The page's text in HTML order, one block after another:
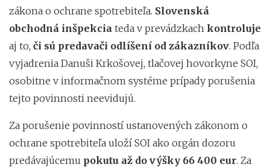
zákona o ochrane spotrebiteľa. Slovenská
obchodná inšpekcia teda v prevádzkach kontroluje
aj to, či sú predavači odlíšení od zákazníkov. Podľa
vyjadrenia Danuši Krkošovej, tlačovej hovorkyne SOI,
osobitne v informačnom systéme prípady porušenia
tejto povinnosti neevidujú.
Za porušenie povinností ustanovených zákonom o
ochrane spotrebiteľa uloží SOI ako orgán dozoru
predávajúcemu pokutu až do výšky 66 400 eur. Za